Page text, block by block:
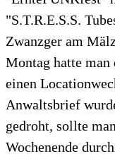
"S.T.R.E.S.S.
Zwanzger am
Montag hatte man
einen
Anwaltsbrief
gedroht, sollte
Wochenende